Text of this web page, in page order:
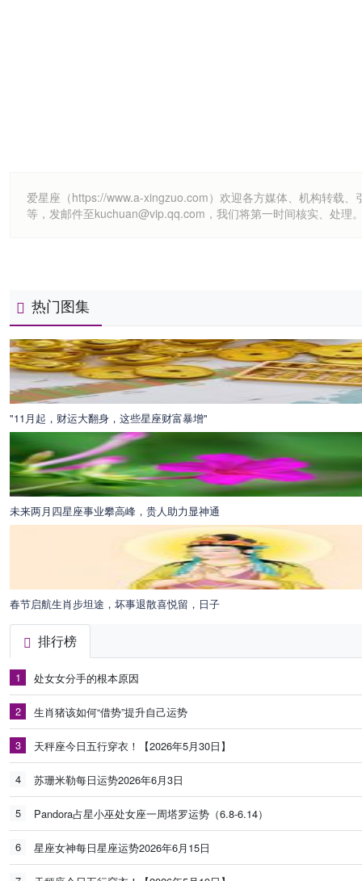
爱星座（https://www.a-xingzuo.com）欢迎各方媒体、机构转载
等，发邮件至kuchuan@vip.qq.com，我们将第一时间核实、处理
热门图集
"11月起，财运大翻身，这些星座财富暴增"
未来两月四星座事业攀高峰，贵人助力显神通
春节启航生肖步坦途，坏事退散喜悦留，日子
排行榜
1 处女女分手的根本原因
2 生肖猪该如何“借势”提升自己运势
3 天秤座今日五行穿衣！【2026年5月30日】
4 苏珊米勒每日运势2026年6月3日
5 Pandora占星小巫处女座一周塔罗运势（6.8-6.14）
6 星座女神每日星座运势2026年6月15日